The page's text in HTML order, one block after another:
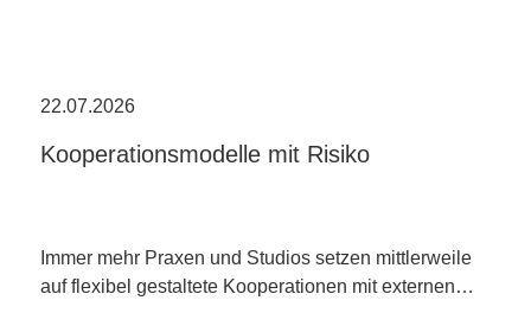
22.07.2026
Kooperationsmodelle mit Risiko
Immer mehr Praxen und Studios setzen mittlerweile
auf flexibel gestaltete Kooperationen mit externen…